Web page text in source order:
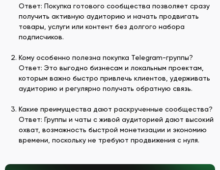
Ответ: Покупка готового сообщества позволяет сразу
получить активную аудиторию и начать продвигать
товары, услуги или контент без долгого набора
подписчиков.
Кому особенно полезна покупка Telegram-группы?
Ответ: Это выгодно бизнесам и локальным проектам,
которым важно быстро привлечь клиентов, удерживать
аудиторию и регулярно получать обратную связь.
Какие преимущества дают раскрученные сообщества?
Ответ: Группы и чаты с живой аудиторией дают высокий
охват, возможность быстрой монетизации и экономию
времени, поскольку не требуют продвижения с нуля.